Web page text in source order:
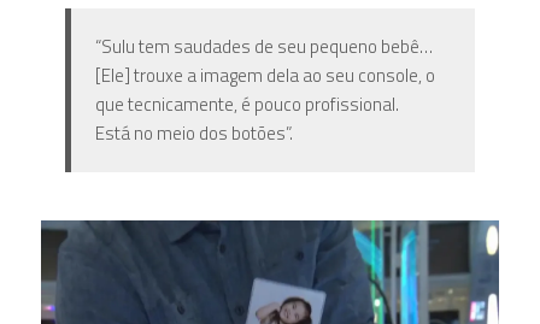
“Sulu tem saudades de seu pequeno bebê…
[Ele] trouxe a imagem dela ao seu console, o
que tecnicamente, é pouco profissional.
Está no meio dos botões”.